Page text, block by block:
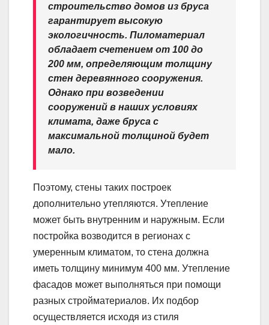
строительство домов из бруса
гарантирует высокую
экологичность. Пиломатериал
обладает счетением от 100 до
200 мм, определяющим толщину
стен деревянного сооружения.
Однако при возведении
сооружений в наших условиях
климата, даже бруса с
максимальной толщиной будет
мало.
Поэтому, стены таких построек
дополнительно утепляются. Утепление
может быть внутренним и наружным. Если
постройка возводится в регионах с
умеренным климатом, то стена должна
иметь толщину минимум 400 мм. Утепление
фасадов может выполняться при помощи
разных стройматериалов. Их подбор
осуществляется исходя из стиля